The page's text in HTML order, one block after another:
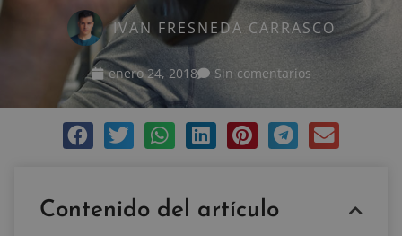
IVAN FRESNEDA CARRASCO
enero 24, 2018 Sin comentarios
Contenido del artículo